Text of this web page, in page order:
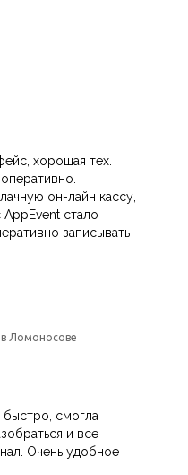
хорошая тех.
он-лайн кассу,
AppEvent стало
записывать
Ломоносове
смогла
и все
Очень удобное